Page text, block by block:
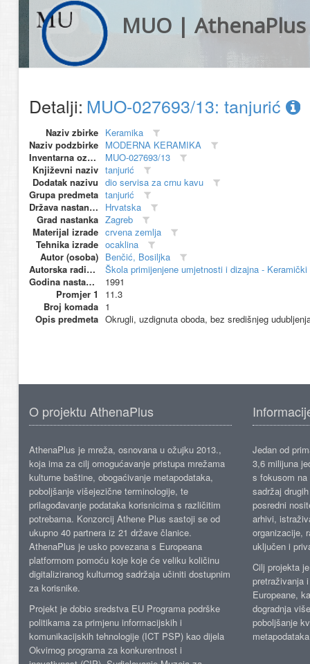
MUO | AthenaPlus
Detalji: MUO-027693/13: tanjurić
Naziv zbirke Keramika
Naziv podzbirke MODERNA KERAMIKA
Inventarna oznaka
MUO-027693/13
Književni naziv tanjurić
Dodatak nazivu dio servisa za crnu kavu
Grupa predmeta tanjurić
Država nastanka
Hrvatska
Grad nastanka Zagreb
Materijal izrade crvena zemlja
Tehnika izrade ocaklina
Autor (osoba) Benčić, Bosiljka
Autorska radionica (proizvođač)
Škola primijenjene umjetnosti i dizajna - Keramički
Godina nastanka
1991
Promjer 1
11.3
Broj komada 1
Opis predmeta Okrugli, uzdignuta oboda, bez središnjeg
O projektu AthenaPlus
AthenaPlus je mreža, osnovana u ožujku 2013.,
koja ima za cilj omogućavanje pristupa mrežama
kulturne baštine, obogaćivanje metapodataka,
poboljšanje višejezične terminologije, te
prilagođavanje podataka korisnicima s različitim
potrebama. Konzorcij Athene Plus sastoji se od
ukupno 40 partnera iz 21 države članice.
AthenaPlus je usko povezana s Europeana
platformom pomoću koje koje će veliku količinu
digitaliziranog kulturnog sadržaja učiniti dostupnim
za korisnike.
Projekt je dobio sredstva EU Programa podrške
politikama za primjenu informacijskih i
komunikacijskih tehnologije (ICT PSP) kao dijela
Okvirnog programa za konkurentnost i
Jedan od
3,6 milijuna
s fokusom
sadržaj
posredni
arhivi,
organizacije,
uključen i
Cilj projekta
pretraživanja
Europeane,
dogradnja
poboljšanje